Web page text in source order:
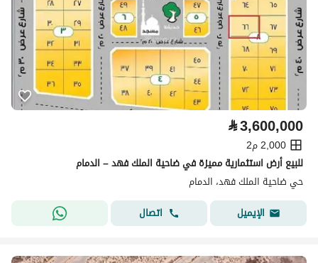
⃁3,600,000
2,000 م2
للبيع أرض استثمارية مميزة في ضاحية الملك فهد – الدمام
حي ضاحية الملك فهد، الدمام
الإيميل
اتصال